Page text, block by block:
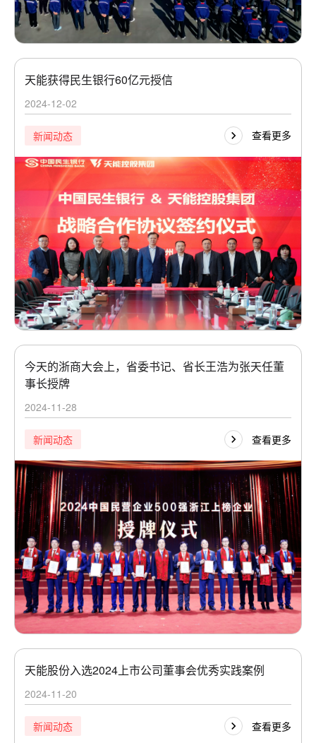
天能获得民生银行60亿元授信
2024-12-02
新闻动态 查看更多
今天的浙商大会上，省委书记、省长王浩为张天任董
事长授牌
2024-11-28
新闻动态 查看更多
天能股份入选2024上市公司董事会优秀实践案例
2024-11-20
新闻动态 查看更多